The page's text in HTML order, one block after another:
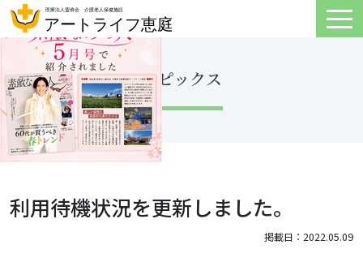
トピックス
利用待機状況を更新しました。
掲載日：2022.05.09